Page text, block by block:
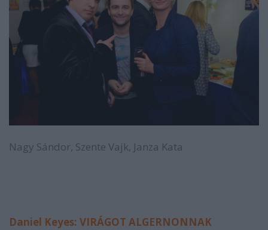
Nagy Sándor, Szente Vajk, Janza Kata
Daniel Keyes: VIRÁGOT ALGERNONNAK